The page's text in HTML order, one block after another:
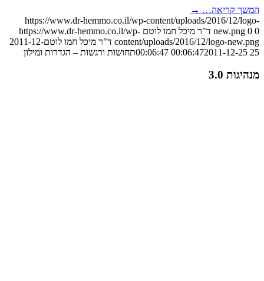
המשך קריאה… →
https://www.dr-hemmo.co.il/wp-content/uploads/2016/12/logo-
new.png 0 0 ד"ר מיכל חמו לוטם https://www.dr-hemmo.co.il/wp-
content/uploads/2016/12/logo-new.png ד"ר מיכל חמו לוטם2011-12-
25 00:06:47
2011-12-25 00:06:47 תחושות ורגשות – הגדרות ומילון
מנהיגות 3.0